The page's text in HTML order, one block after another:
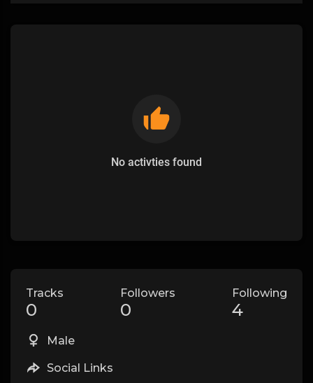
No activties found
Tracks
0
Followers
0
Following
4
Male
Social Links